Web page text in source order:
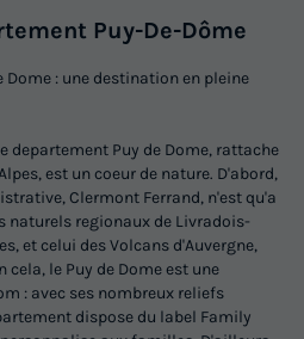
Puy-De-Dôme
Dome : une destination en pleine
departement Puy de Dome, rattache
est un coeur de nature. D'abord,
Clermont Ferrand, n'est qu'a
naturels regionaux de Livradois-
et celui des Volcans d'Auvergne,
cela, le Puy de Dome est une
: avec ses nombreux reliefs
dispose du label Family